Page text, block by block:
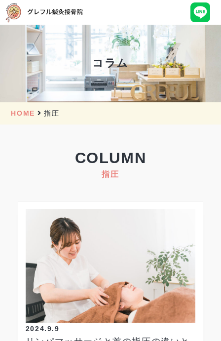
コラム
HOME 指圧
COLUMN
指圧
2024.9.9